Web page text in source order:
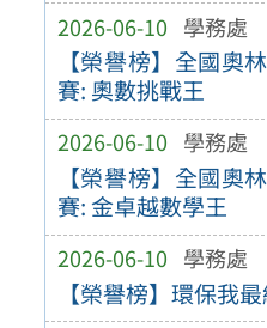
2026-06-10 學務處
【榮譽榜】全國奧
賽: 奧數挑戰王
2026-06-10 學務處
【榮譽榜】全國奧
賽: 金卓越數學王
2026-06-10 學務處
【榮譽榜】環保我